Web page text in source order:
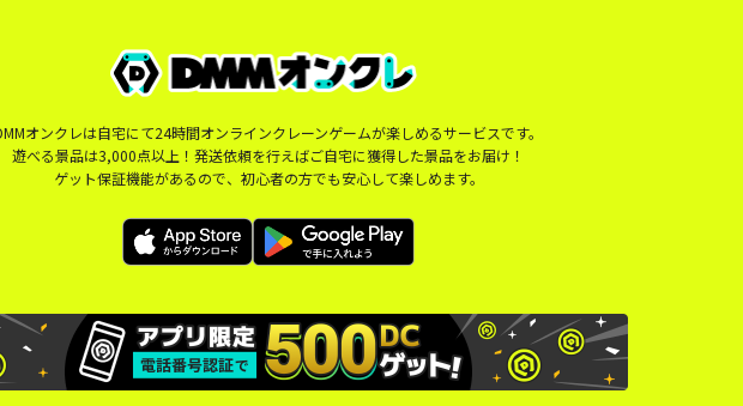
オンクレは自宅にて24時間オンラインクレーンゲームが楽しめるサービスです。
遊べる景品は3,000点以上！発送依頼を行えばご自宅に獲得した景品をお届け！
ゲット保証機能があるので、初心者の方でも安心して楽しめます。